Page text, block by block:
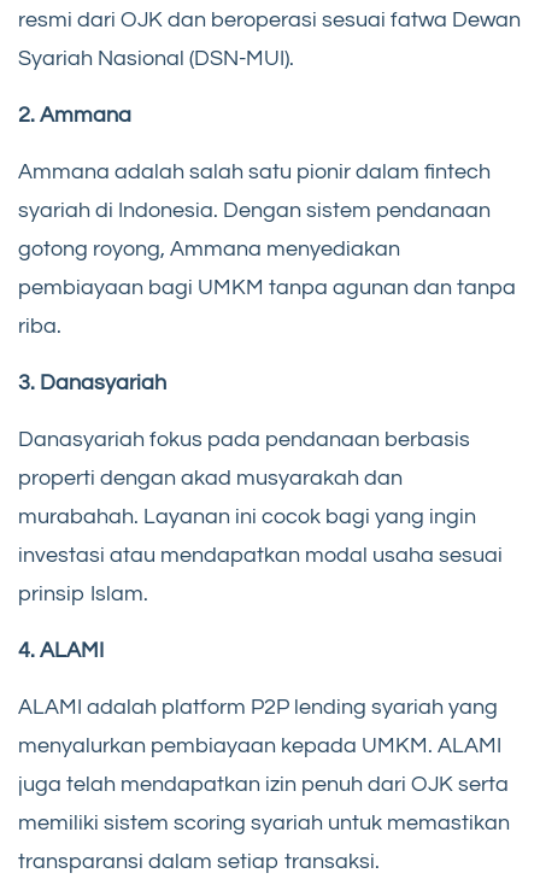
resmi dari OJK dan beroperasi sesuai fatwa Dewan
Syariah Nasional (DSN-MUI).
2. Ammana
Ammana adalah salah satu pionir dalam fintech
syariah di Indonesia. Dengan sistem pendanaan
gotong royong, Ammana menyediakan
pembiayaan bagi UMKM tanpa agunan dan tanpa
riba.
3. Danasyariah
Danasyariah fokus pada pendanaan berbasis
properti dengan akad musyarakah dan
murabahah. Layanan ini cocok bagi yang ingin
investasi atau mendapatkan modal usaha sesuai
prinsip Islam.
4. ALAMI
ALAMI adalah platform P2P lending syariah yang
menyalurkan pembiayaan kepada UMKM. ALAMI
juga telah mendapatkan izin penuh dari OJK serta
memiliki sistem scoring syariah untuk memastikan
transparansi dalam setiap transaksi.